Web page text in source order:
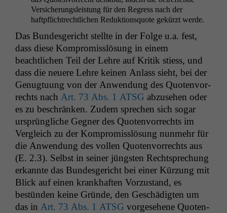
Ver­sicherungsleis­tung für den Regress nach der
haftpflichtrechtlichen Reduk­tion­squote gekürzt werde.
Das Bun­des­gericht stellte in der Folge u.a. fest,
dass diese Kom­pro­miss­lö­sung in einem
beachtlichen Teil der Lehre auf Kri­tik stiess, und
dass die neuere Lehre keinen Anlass sieht, bei der
Genug­tu­ung von der Anwen­dung des Quoten­vor­
rechts nach Art. 73 Abs. 1 ATSG abzuse­hen oder
es zu beschränken. Zudem sprechen sich sog­ar
ursprüngliche Geg­n­er des Quoten­vor­rechts im
Ver­gle­ich zu der Kom­pro­miss­lö­sung nun­mehr für
die Anwen­dung des vollen Quoten­vor­rechts aus
(E. 2.3). Selb­st in sein­er jüng­sten Recht­sprechung
erkan­nte das Bun­des­gericht bei ein­er Kürzung mit
Blick auf einen krankhaften Vorzu­s­tand, es
bestün­den keine Gründe, den Geschädigten um
das in Art. 73 Abs. 1 ATSG vorge­se­hene Quoten­